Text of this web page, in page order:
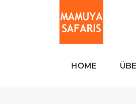
HOME